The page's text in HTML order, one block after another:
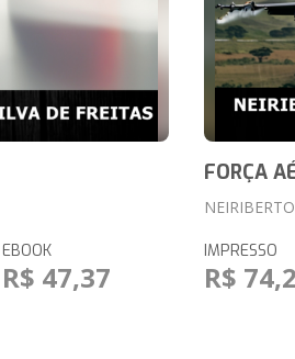
EBOOK
R$ 47,37
FORÇA
IMPRESSO
R$